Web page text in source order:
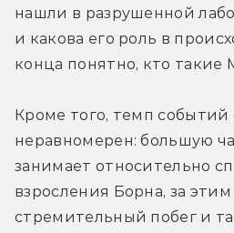
нашли в разрушенной
и какова его роль в
конца понятно, кто такие
Кроме того, темп событий
неравномерен: большую
занимает относительно
взросления Борна, за этим
стремительный побег и